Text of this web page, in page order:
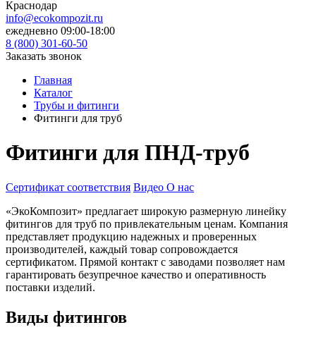
Краснодар
info@ecokompozit.ru
ежедневно 09:00-18:00
8 (800) 301-60-50
Заказать звонок
Главная
Каталог
Трубы и фитинги
Фитинги для труб
Фитинги для ПНД-труб
Сертификат соответствия Видео О нас
«ЭкоКомпозит» предлагает широкую размерную линейку
фитингов для труб по привлекательным ценам. Компания
представляет продукцию надежных и проверенных
производителей, каждый товар сопровождается
сертификатом. Прямой контакт с заводами позволяет нам
гарантировать безупречное качество и оперативность
поставки изделий.
Виды фитингов